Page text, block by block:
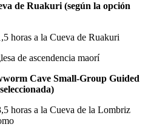
de Ruakuri (según la opción
horas a la Cueva de Ruakuri
de ascendencia maorí
Cave Small-Group Guided
horas a la Cueva de la Lombriz